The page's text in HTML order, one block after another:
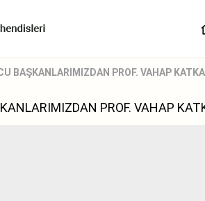
BAŞKANLARIMIZDAN PROF. VAHAP
PROF. VAHAP